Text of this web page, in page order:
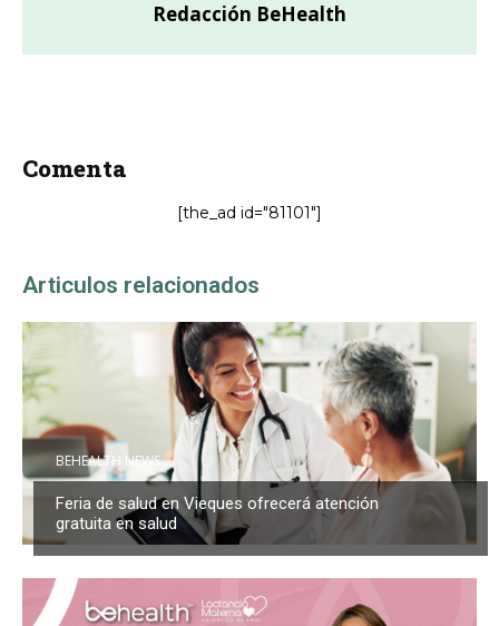
Redacción BeHealth
Comenta
[the_ad id="81101"]
Articulos relacionados
BEHEALTH NEWS
Feria de salud en Vieques ofrecerá atención
gratuita en salud